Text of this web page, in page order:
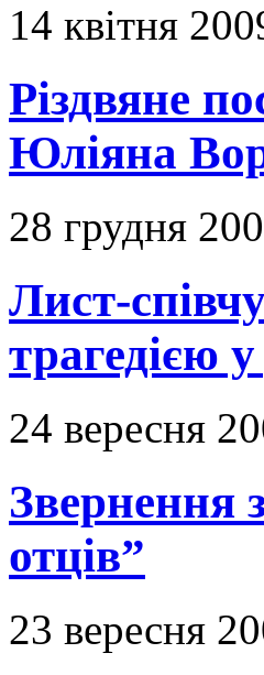
14 квітня
Різдвяне
Юліяна
28 грудня
Лист-
трагедією
24 вересня
Звернення
отців”
23 вересня